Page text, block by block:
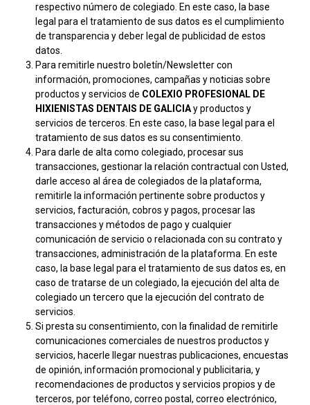
respectivo número de colegiado. En este caso, la base
legal para el tratamiento de sus datos es el cumplimiento
de transparencia y deber legal de publicidad de estos
datos.
Para remitirle nuestro boletín/Newsletter con
información, promociones, campañas y noticias sobre
productos y servicios de COLEXIO PROFESIONAL DE
HIXIENISTAS DENTAIS DE GALICIAy productos y
servicios de terceros. En este caso, la base legal para el
tratamiento de sus datos es su consentimiento.
Para darle de alta como colegiado, procesar sus
transacciones, gestionar la relación contractual con Usted,
darle acceso al área de colegiados de la plataforma,
remitirle la información pertinente sobre productos y
servicios, facturación, cobros y pagos, procesar las
transacciones y métodos de pago y cualquier
comunicación de servicio o relacionada con su contrato y
transacciones, administración de la plataforma. En este
caso, la base legal para el tratamiento de sus datos es, en
caso de tratarse de un colegiado, la ejecución del alta de
colegiado un tercero que la ejecución del contrato de
servicios.
Si presta su consentimiento, con la finalidad de remitirle
comunicaciones comerciales de nuestros productos y
servicios, hacerle llegar nuestras publicaciones, encuestas
de opinión, información promocional y publicitaria, y
recomendaciones de productos y servicios propios y de
terceros, por teléfono, correo postal, correo electrónico,